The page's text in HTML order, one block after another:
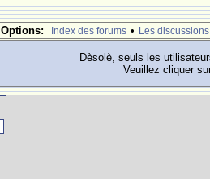
Options: Index des forums • Les discussions
Dèsolè, seuls les
Veuillez cliquer